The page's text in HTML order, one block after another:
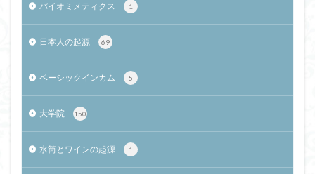
バイオミメティクス 1
日本人の起源 69
ベーシックインカム 5
大学院 150
水筒とワインの起源 1